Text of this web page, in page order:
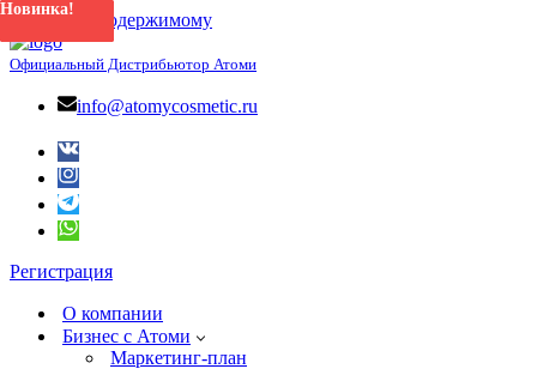
Перейти к содержимому
Официальный Дистрибьютор Атоми
info@atomycosmetic.ru
Регистрация
О компании
Бизнес с Атоми
Маркетинг-план
Новинка!
Новинка!
Новинка!
Новинка!
Новинка!
Новинка!
Новинка!